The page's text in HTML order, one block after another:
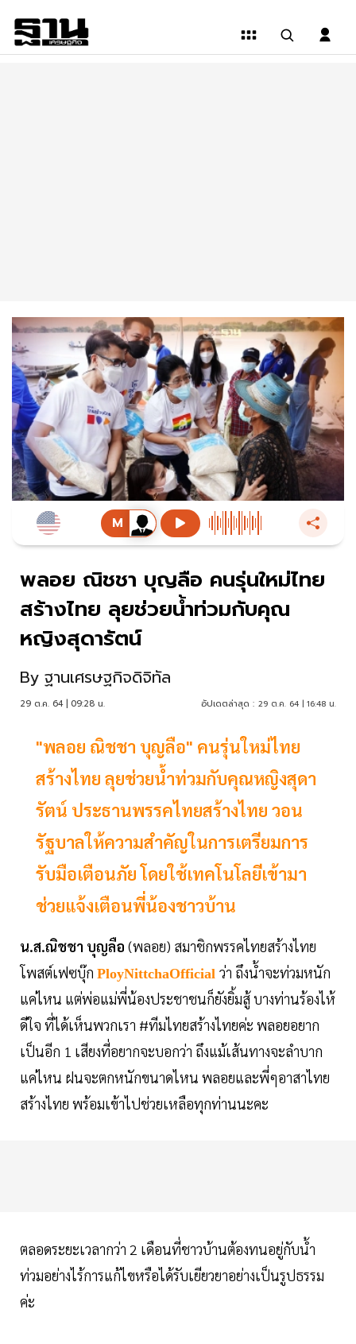
พลอย ณิชชา บุญลือ คนรุ่นใหม่ไทย
สร้างไทย ลุยช่วยน้ำท่วมกับคุณ
หญิงสุดารัตน์
By ฐานเศรษฐกิจดิจิทัล
29 ต.ค. 64 | 09:28 น. อัปเดตล่าสุด : 29 ต.ค. 64 | 16:48 น.
"พลอย ณิชชา บุญลือ" คนรุ่นใหม่ไทย
สร้างไทย ลุยช่วยน้ำท่วมกับคุณหญิงสุดา
รัตน์ ประธานพรรคไทยสร้างไทย วอน
รัฐบาลให้ความสำคัญในการเตรียมการ
รับมือเตือนภัย โดยใช้เทคโนโลยีเข้ามา
ช่วยแจ้งเตือนพี่น้องชาวบ้าน
น.ส.ณิชชา บุญลือ (พลอย) สมาชิกพรรคไทยสร้างไทย
โพสต์เฟซบุ๊ก PloyNittchaOfficial ว่า ถึงน้ำจะท่วมหนัก
แค่ไหน แต่พ่อแม่พี่น้องประชาชนก็ยังยิ้มสู้ บางท่านร้องไห้
ดีใจ ที่ได้เห็นพวกเรา #ทีมไทยสร้างไทยค่ะ พลอยอยาก
เป็นอีก 1 เสียงที่อยากจะบอกว่า ถึงแม้เส้นทางจะลำบาก
แค่ไหน ฝนจะตกหนักขนาดไหน พลอยและพี่ๆอาสาไทย
สร้างไทย พร้อมเข้าไปช่วยเหลือทุกท่านนะคะ
ตลอดระยะเวลากว่า 2 เดือนที่ชาวบ้านต้องทนอยู่กับน้ำ
ท่วมอย่างไร้การแก้ไขหรือได้รับเยียวยาอย่างเป็นรูปธรรม
ค่ะ